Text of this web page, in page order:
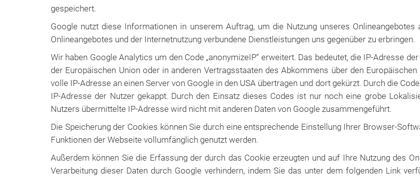
gespeichert.
Google nutzt diese Informationen in unserem Auftrag, um die Nutzung unseres
Onlineangebotes und der Internetnutzung verbundene Dienstleistungen uns gegenüber zu erbringen.
Wir haben Google Analytics um den Code „anonymizeIP“ erweitert. Das bedeutet, die IP-Adresse
der Europäischen Union oder in anderen Vertragsstaaten des Abkommens über den
volle IP-Adresse an einen Server von Google in den USA übertragen und dort gekürzt. Durch die
IP-Adresse der Nutzer gekappt. Durch den Einsatz dieses Codes ist nur noch eine grobe
Nutzers übermittelte IP-Adresse wird nicht mit anderen Daten von Google zusammengeführt.
Die Speicherung der Cookies können Sie durch eine entsprechende Einstellung Ihrer Browser-
Funktionen der Webseite vollumfänglich genutzt werden.
Außerdem können Sie die Erfassung der durch das Cookie erzeugten und auf Ihre Nutzung des
Verarbeitung dieser Daten durch Google verhindern, indem Sie das unter dem folgenden Link